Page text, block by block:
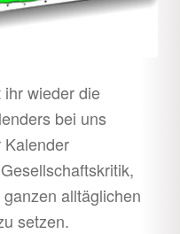
wieder die
bei uns
alltäglichen
setzen.